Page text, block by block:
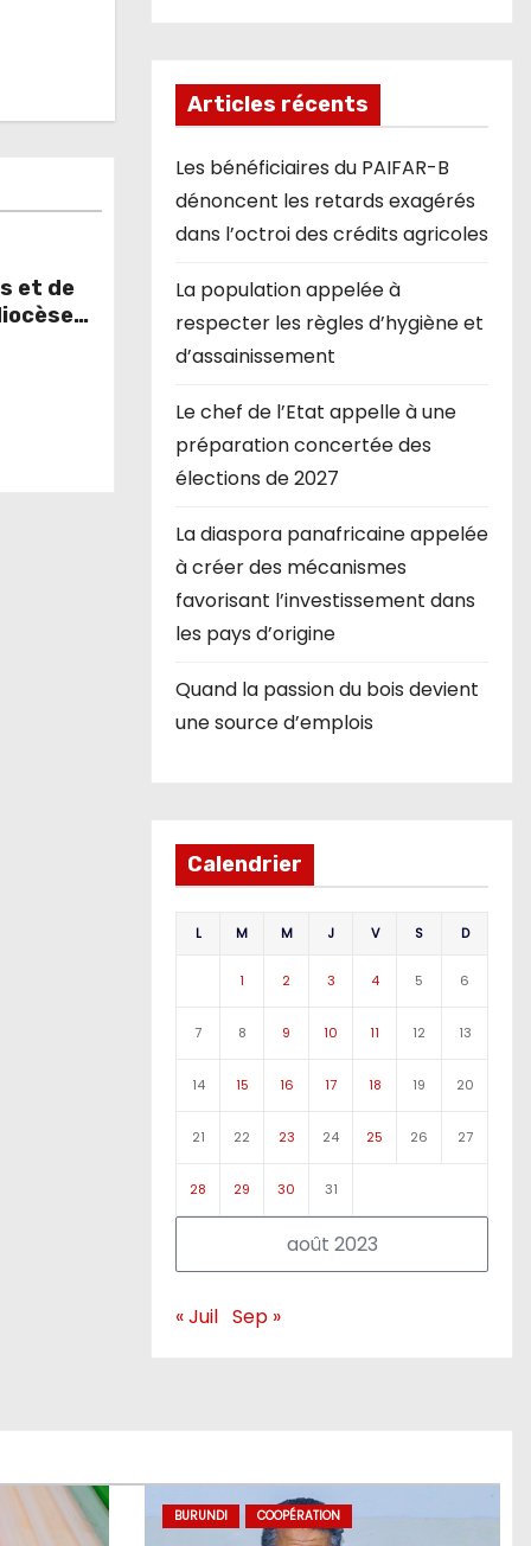
et de
Articles récents
Les bénéficiaires du PAIFAR-B
dénoncent les retards exagérés
dans l’octroi des crédits agricoles
La population appelée à
respecter les règles d’hygiène et
d’assainissement
Le chef de l’Etat appelle à une
préparation concertée des
élections de 2027
La diaspora panafricaine appelée
à créer des mécanismes
favorisant l’investissement dans
les pays d’origine
Quand la passion du bois devient
une source d’emplois
Calendrier
août 2023
L M M J V S D
1 2 3 4 5 6
7 8 9 10 11 12 13
14 15 16 17 18 19 20
21 22 23 24 25 26 27
28 29 30 31
« Juil Sep »
BURUNDI COOPÉRATION